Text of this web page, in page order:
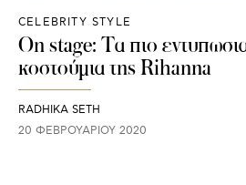
CELEBRITY STYLE
Οn stage: Τα πιο
κοστούμια της Rihanna
RADHIKA SETH
20 ΦΕΒΡΟΥΑΡΊΟΥ 2020